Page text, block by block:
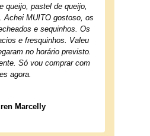
queijo, pastel de queijo,
Achei MUITO gostoso, os
e sequinhos. Os
e fresquinhos. Valeu
no horário previsto.
Só vou comprar com
agora.
Marcelly